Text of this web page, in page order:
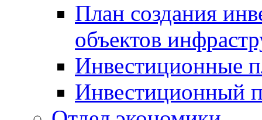
План создания
объектов
Инвестиционные
Инвестиционный